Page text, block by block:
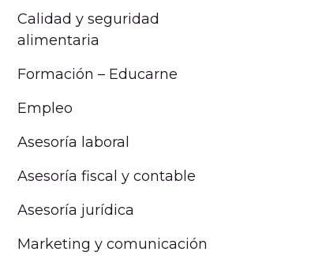
Calidad y seguridad
alimentaria
Formación – Educarne
Empleo
Asesoría laboral
Asesoría fiscal y contable
Asesoría jurídica
Marketing y comunicación